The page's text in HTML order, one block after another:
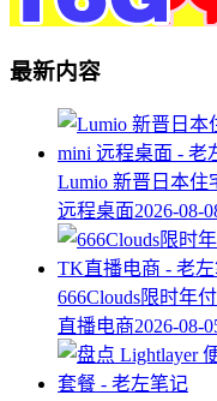
最新内容
Lumio 新晋日本住
远程桌面2026-08-
666Clouds限时年
直播电商2026-08-